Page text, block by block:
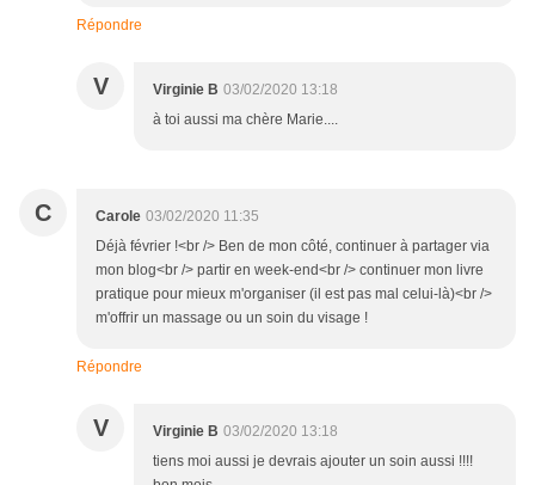
Répondre
V Virginie B 03/02/2020 13:18
à toi aussi ma chère Marie....
C Carole 03/02/2020 11:35
Déjà février !<br /> Ben de mon côté, continuer à partager via
mon blog<br /> partir en week-end<br /> continuer mon livre
pratique pour mieux m'organiser (il est pas mal celui-là)<br />
m'offrir un massage ou un soin du visage !
Répondre
V Virginie B 03/02/2020 13:18
tiens moi aussi je devrais ajouter un soin aussi !!!!